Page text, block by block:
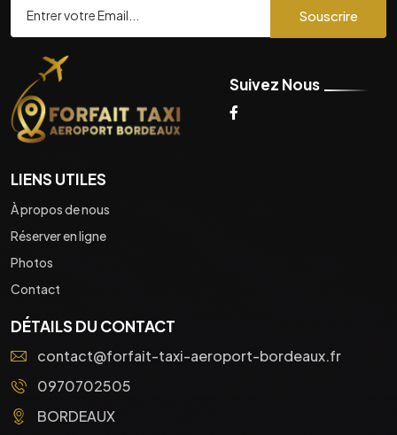
Souscrire
Suivez Nous
LIENS UTILES
À propos de nous
Réserver en ligne
Photos
Contact
DÉTAILS DU CONTACT
contact@forfait-taxi-aeroport-bordeaux.fr
0970702505
BORDEAUX